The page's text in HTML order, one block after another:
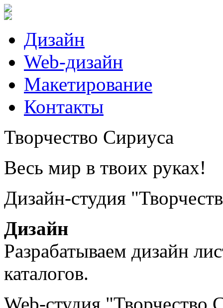
Дизайн
Web-дизайн
Макетирование
Контакты
Творчество Сириуса
Весь мир в твоих руках!
Дизайн-студия
Дизайн
Разрабатываем дизайн
каталогов.